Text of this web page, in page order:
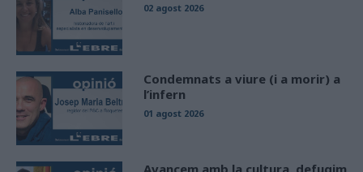
02 agost 2026
Condemnats a viure (i a morir) a
l’infern
01 agost 2026